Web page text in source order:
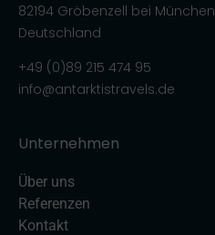
82194 Gröbenzell bei München
Deutschland
+49 (0)89 215 474 95
info@antarktistravels.de
Unternehmen
Über uns
Referenzen
Kontakt